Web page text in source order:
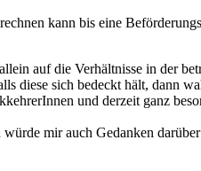
kann bis eine
auf die Verhältnisse in der
diese sich bedeckt hält, dann
und derzeit ganz
mir auch Gedanken